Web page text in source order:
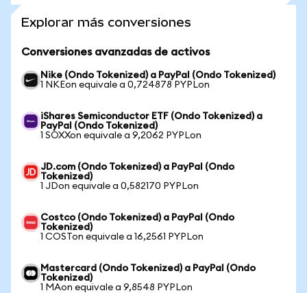
Explorar más conversiones
Conversiones avanzadas de activos
Nike (Ondo Tokenized) a PayPal (Ondo Tokenized)
1 NKEon equivale a 0,724878 PYPLon
iShares Semiconductor ETF (Ondo Tokenized) a
PayPal (Ondo Tokenized)
1 SOXXon equivale a 9,2062 PYPLon
JD.com (Ondo Tokenized) a PayPal (Ondo
Tokenized)
1 JDon equivale a 0,582170 PYPLon
Costco (Ondo Tokenized) a PayPal (Ondo
Tokenized)
1 COSTon equivale a 16,2561 PYPLon
Mastercard (Ondo Tokenized) a PayPal (Ondo
Tokenized)
1 MAon equivale a 9,8548 PYPLon